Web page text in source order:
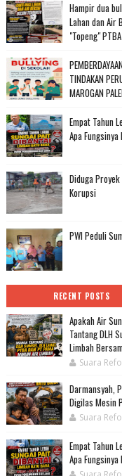
Hampir dua
Lahan dan Air
"Topeng"
TINDAKAN
MAROGAN
Empat Tahun
Apa
Diduga
Korupsi
PWI Peduli
RECENT POSTS
Apakah Air
Tantang DLH
Limbah
Suara
Darmansyah,
Digilas Mesin
Suara
Empat Tahun
Apa